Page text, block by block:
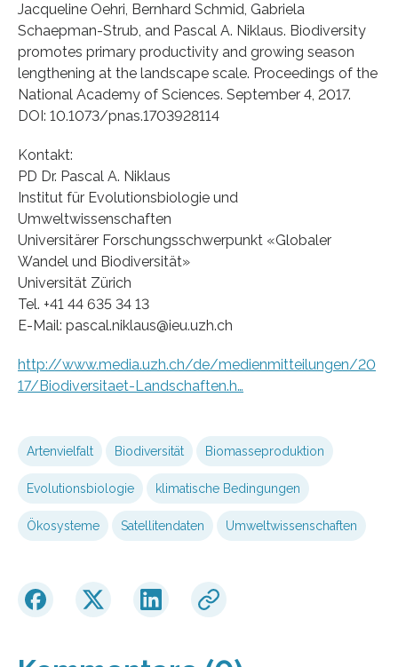
Jacqueline Oehri, Bernhard Schmid, Gabriela
Schaepman-Strub, and Pascal A. Niklaus. Biodiversity
promotes primary productivity and growing season
lengthening at the landscape scale. Proceedings of the
National Academy of Sciences. September 4, 2017.
DOI: 10.1073/pnas.1703928114
Kontakt:
PD Dr. Pascal A. Niklaus
Institut für Evolutionsbiologie und
Umweltwissenschaften
Universitärer Forschungsschwerpunkt «Globaler
Wandel und Biodiversität»
Universität Zürich
Tel. +41 44 635 34 13
E-Mail: pascal.niklaus@ieu.uzh.ch
http://www.media.uzh.ch/de/medienmitteilungen/20
17/Biodiversitaet-Landschaften.h…
Artenvielfalt Biodiversität Biomasseproduktion
Evolutionsbiologie klimatische Bedingungen
Ökosysteme Satellitendaten Umweltwissenschaften